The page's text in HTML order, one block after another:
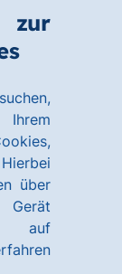
über
Gerät
auf